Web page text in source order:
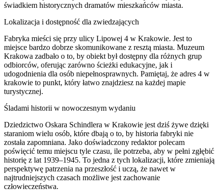
świadkiem historycznych dramatów mieszkańców miasta.
Lokalizacja i dostępność dla zwiedzających
Fabryka mieści się przy ulicy Lipowej 4 w Krakowie. Jest to
miejsce bardzo dobrze skomunikowane z resztą miasta. Muzeum
Krakowa zadbało o to, by obiekt był dostępny dla różnych grup
odbiorców, oferując zarówno ścieżki edukacyjne, jak i
udogodnienia dla osób niepełnosprawnych. Pamiętaj, że adres 4 w
krakowie to punkt, który łatwo znajdziesz na każdej mapie
turystycznej.
Śladami historii w nowoczesnym wydaniu
Dziedzictwo Oskara Schindlera w Krakowie jest dziś żywe dzięki
staraniom wielu osób, które dbają o to, by historia fabryki nie
została zapomniana. Jako doświadczony redaktor polecam
poświęcić temu miejscu tyle czasu, ile potrzeba, aby w pełni zgłębić
historię z lat 1939–1945. To jedna z tych lokalizacji, które zmieniają
perspektywę patrzenia na przeszłość i uczą, że nawet w
najtrudniejszych czasach możliwe jest zachowanie
człowieczeństwa.